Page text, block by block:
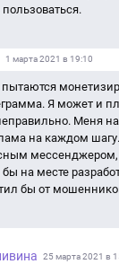
1 марта 2021 в 19:10
Я может и
Меня
на каждом
мессенджером,
на месте
бы от
25 марта 2021 в